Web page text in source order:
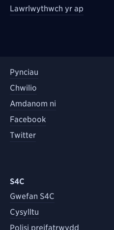
Lawrlwythwch yr ap
Pynciau
Chwilio
Amdanom ni
Facebook
Twitter
S4C
Gwefan S4C
Cysylltu
Polisi preifatrwydd